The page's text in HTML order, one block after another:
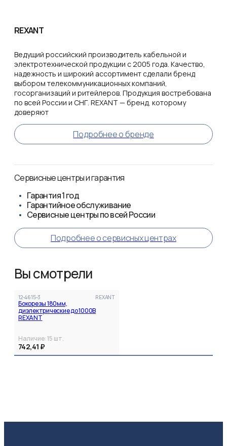
REXANT
Ведущий российский производитель кабельной и
электротехнической продукции с 2005 года. Качество,
надежность и широкий ассортимент сделали бренд
выбором телекоммуникационных компаний,
госорганизаций и ритейлеров. Продукция востребована
по всей России и СНГ. REXANT — бренд, которому
доверяют
Подробнее о бренде
Сервисные центры и гарантия
Гарантия1 год
Гарантийное обслуживание
Сервисные центры по всей России
Подробнее о сервисных центрах
Вы смотрели
12-4615-3 REXANT
Бокорезы 180мм,
диэлектрические до 1000В
REXANT
Наличие:15 шт.
742,41 ₽